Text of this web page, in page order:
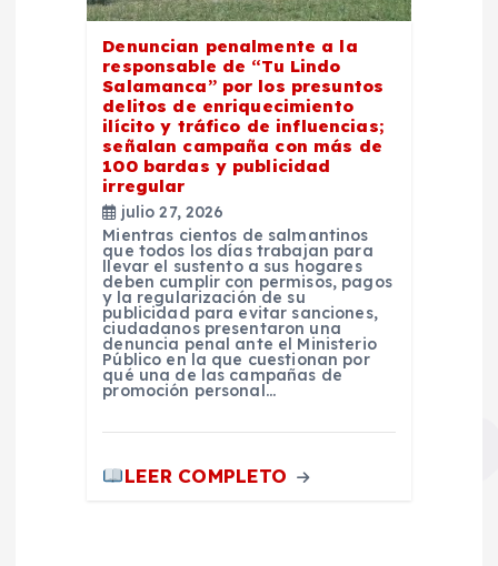
Denuncian penalmente a la
responsable de “Tu Lindo
Salamanca” por los presuntos
delitos de enriquecimiento
ilícito y tráfico de influencias;
señalan campaña con más de
100 bardas y publicidad
irregular
julio 27, 2026
Mientras cientos de salmantinos
que todos los días trabajan para
llevar el sustento a sus hogares
deben cumplir con permisos, pagos
y la regularización de su
publicidad para evitar sanciones,
ciudadanos presentaron una
denuncia penal ante el Ministerio
Público en la que cuestionan por
qué una de las campañas de
promoción personal…
LEER COMPLETO